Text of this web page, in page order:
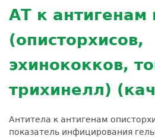
Расшифровка
Усиление
безопасности
Документы
to
top
АТ к антигенам
(описторхисов,
эхинококков,
трихинелл)
Антитела к антигенам
показатель инфицирования